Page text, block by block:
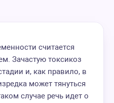
считается
Зачастую токсикоз
и, как правило, в
может тянуться
случае речь идет о